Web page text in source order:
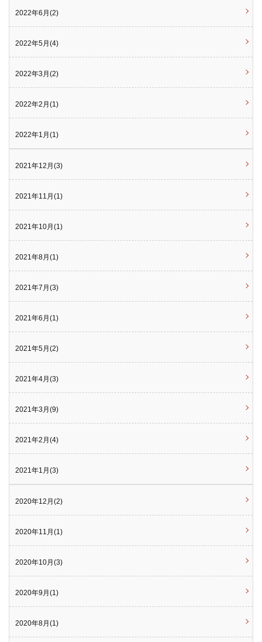
2022年6月(2)
2022年5月(4)
2022年3月(2)
2022年2月(1)
2022年1月(1)
2021年12月(3)
2021年11月(1)
2021年10月(1)
2021年8月(1)
2021年7月(3)
2021年6月(1)
2021年5月(2)
2021年4月(3)
2021年3月(9)
2021年2月(4)
2021年1月(3)
2020年12月(2)
2020年11月(1)
2020年10月(3)
2020年9月(1)
2020年8月(1)